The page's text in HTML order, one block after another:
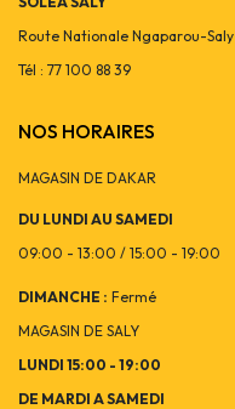
Route Nationale Ngaparou-Saly
Tél : 77 100 88 39
NOS HORAIRES
MAGASIN DE DAKAR
DU LUNDI AU SAMEDI
09:00 - 13:00 / 15:00 - 19:00
DIMANCHE : Fermé
MAGASIN DE SALY
LUNDI 15:00 - 19:00
DE MARDI A SAMEDI